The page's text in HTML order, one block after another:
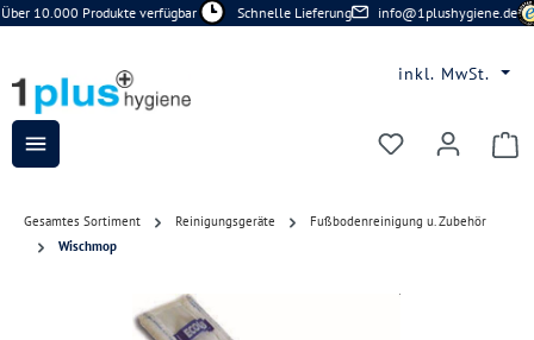
Zum Hauptinhalt springen
10.000 Produkte verfügbar Schnelle Lieferung info@1plushygiene.de
inkl. MwSt.
Du hast 0
Gesamtes Sortiment Reinigungsgeräte
Fußbodenreinigung u. Zubehör
Wischmop
Bildergalerie überspringen